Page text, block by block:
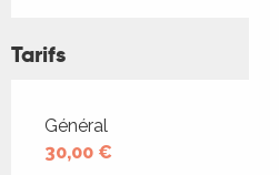
Tarifs
Tarifs 2026
Général
30,00 €